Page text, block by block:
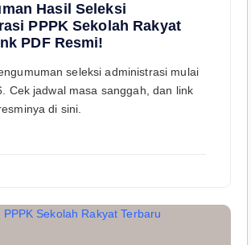
Hasil Seleksi
PPPK Sekolah Rakyat
PDF Resmi!
seleksi administrasi mulai
Cek jadwal masa sanggah, dan link
di sini.